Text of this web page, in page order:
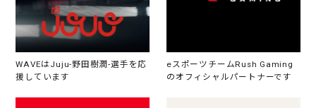
WAVEはJuju-野田樹潤-選手を応
援しています
eスポーツチームRush Gaming
のオフィシャルパートナーです